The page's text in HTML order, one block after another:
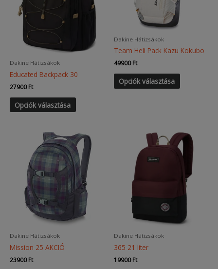
Dakine Hátizsákok
Educated Backpack 30
27900Ft
Opciók választása
Ennek
a
variációja
van.
A
változatok
termékoldalon
választhatók
ki
Dakine Hátizsákok
Team Heli Pack Kazu Kokubo
49900Ft
Opciók választása
Ennek
a
A
változatok
választhatók
Dakine Hátizsákok
Mission 25 AKCIÓ
23900Ft
Dakine Hátizsákok
365 21 liter
19900Ft